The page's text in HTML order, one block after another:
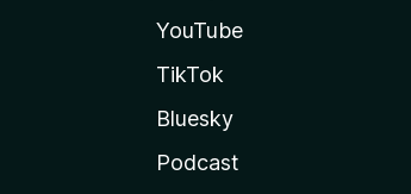
YouTube
TikTok
Bluesky
Podcast